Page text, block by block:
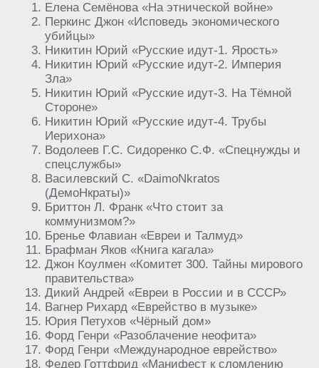
Елена Семёнова «На этнической войне»
Перкинс Джон «Исповедь экономического
убийцы»
Никитин Юрий «Русские идут-1. Ярость»
Никитин Юрий «Русские идут-2. Империя
Зла»
Никитин Юрий «Русские идут-3. На Тёмной
Стороне»
Никитин Юрий «Русские идут-4. Трубы
Иерихона»
Водолеев Г.С. Сидоренко С.Ф. «Спецнужды и
спецслужбы»
Василевский С. «DaimoNkratos
(ДемоНкраты)»
Бриттон Л. Франк «Что стоит за
коммунизмом?»
Бренье Флавиан «Евреи и Талмуд»
Брафман Яков «Книга кагала»
Джон Коулмен «Комитет 300. Тайны мирового
правительства»
Дикий Андрей «Евреи в России и в СССР»
Вагнер Рихард «Еврейство в музыке»
Юрия Петухов «Чёрный дом»
Форд Генри «Разоблачение неофита»
Форд Генри «Международное еврейство»
Федер Готтфрид «Манифест к сломлению